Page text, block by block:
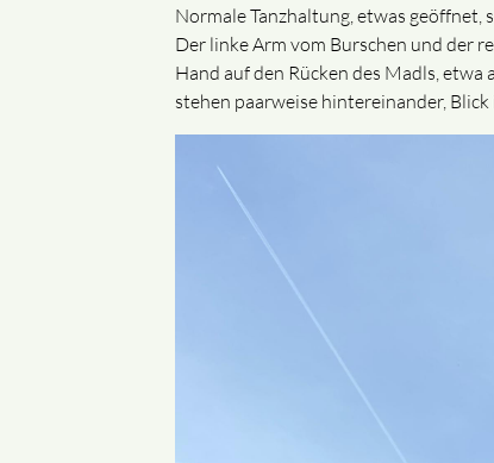
Normale Tanzhaltung, etwas geöffnet,
Der linke Arm vom Burschen und der
Hand auf den Rücken des Madls,
stehen paarweise hintereinander,